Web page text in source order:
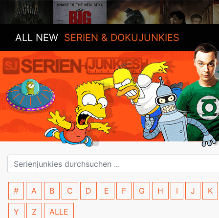
ALL NEW SERIEN & DOKUJUNKIES
# A B C D E F G H I J K
Y Z ALLE